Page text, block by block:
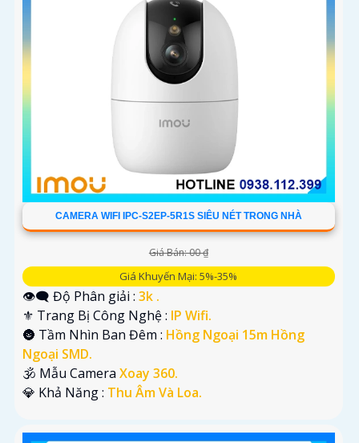
CAMERA WIFI IPC-S2EP-5R1S SIÊU NÉT TRONG NHÀ
Giá Bán: 00 ₫
Giá Khuyến Mại: 5%-35%
👁️‍🗨 Độ Phân giải : 3k .
⚜️ Trang Bị Công Nghệ : IP Wifi.
🌚 Tầm Nhìn Ban Đêm : Hồng Ngoại 15m Hồng
Ngoại SMD.
🕉️ Mẫu Camera Xoay 360.
️💎 Khả Năng : Thu Âm Và Loa.